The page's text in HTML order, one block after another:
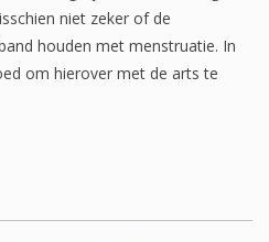
niet zeker of de
houden met menstruatie. In
om hierover met de arts te